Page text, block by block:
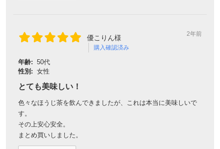
優こりん様
購入確認済み
2年前
年齢: 50代
性別: 女性
とても美味しい！
色々なほうじ茶を飲んできましたが、これは本当に美味しいで
す。
その上安心安全。
まとめ買いしました。